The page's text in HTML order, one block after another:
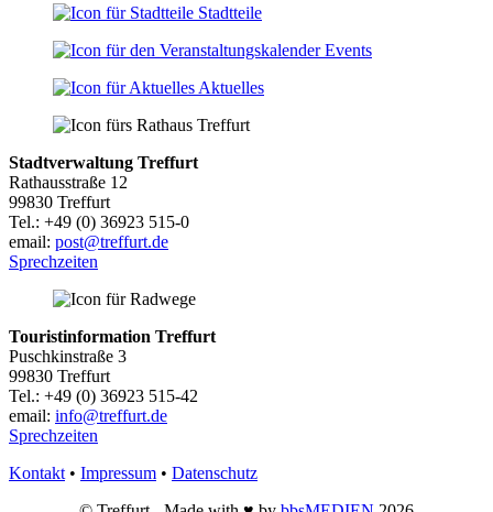
Stadtteile
Events
Aktuelles
Stadtverwaltung Treffurt
Rathausstraße 12
99830 Treffurt
Tel.: +49 (0) 36923 515-0
email: post@treffurt.de
Sprechzeiten
Touristinformation Treffurt
Puschkinstraße 3
99830 Treffurt
Tel.: +49 (0) 36923 515-42
email: info@treffurt.de
Sprechzeiten
Kontakt • Impressum • Datenschutz